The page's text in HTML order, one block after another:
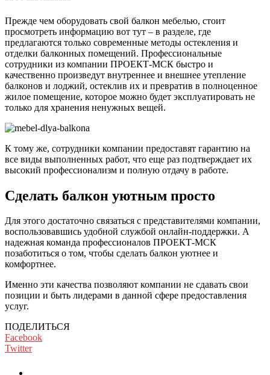
Прежде чем оборудовать свой балкон мебелью, стоит
просмотреть информацию вот тут – в разделе, где
предлагаются только современные методы остекления и
отделки балконных помещений. Профессиональные
сотрудники из компании ПРОЕКТ-МСК быстро и
качественно произведут внутреннее и внешнее утепление
балконов и лоджий, остеклив их и превратив в полноценное
жилое помещение, которое можно будет эксплуатировать не
только для хранения ненужных вещей.
К тому же, сотрудники компании предоставят гарантию на
все виды выполненных работ, что еще раз подтверждает их
высокий профессионализм и полную отдачу в работе.
Сделать балкон уютным просто
Для этого достаточно связаться с представителями компании,
воспользовавшись удобной службой онлайн-поддержки. А
надежная команда профессионалов ПРОЕКТ-МСК
позаботиться о том, чтобы сделать балкон уютнее и
комфортнее.
Именно эти качества позволяют компании не сдавать свои
позиции и быть лидерами в данной сфере предоставления
услуг.
ПОДЕЛИТЬСЯ
Facebook
Twitter